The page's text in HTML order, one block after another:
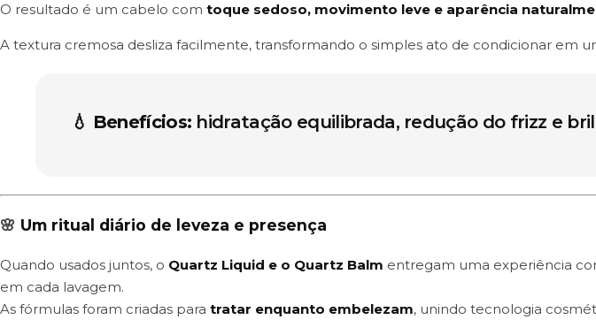
O resultado é um cabelo com toque sedoso, movimento leve e aparência
A textura cremosa desliza facilmente, transformando o simples ato de condicionar
💧 Benefícios: hidratação equilibrada, redução do frizz e
🌸 Um ritual diário de leveza e presença
Quando usados juntos, o Quartz Liquid e o Quartz Balm entregam uma experiência
em cada lavagem.
As fórmulas foram criadas para tratar enquanto embelezam, unindo tecnologia